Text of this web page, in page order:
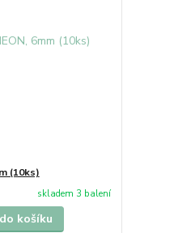
(10ks)
skladem 3 balení
košíku